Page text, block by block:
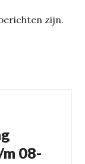
zijn.
08-